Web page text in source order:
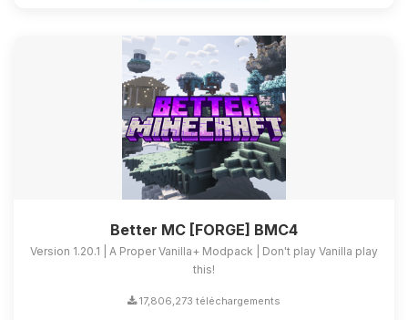
Better MC [FORGE] BMC4
Version 1.20.1 | A Proper Vanilla+ Modpack | Don't play Vanilla play
this!
17,806,273 téléchargements